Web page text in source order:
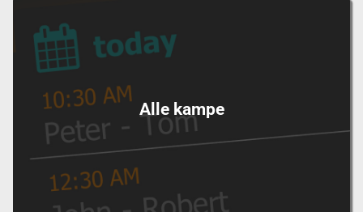
Alle kampe